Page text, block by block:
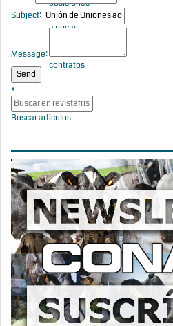
posiciones
enfrentadas
a pocas
contratos
Subject:
Message:
x
Buscar artículos